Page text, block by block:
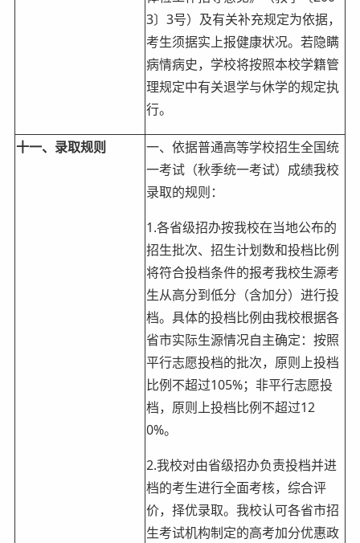
3〕3号）及有关补充规定为依据，
考生须据实上报健康状况。若隐瞒
病情病史，学校将按照本校学籍管
理规定中有关退学与休学的规定执
行。
十一、录取规则
一、依据普通高等学校招生全国统
一考试（秋季统一考试）成绩我校
录取的规则：
1.各省级招办按我校在当地公布的
招生批次、招生计划数和投档比例
将符合投档条件的报考我校生源考
生从高分到低分（含加分）进行投
档。具体的投档比例由我校根据各
省市实际生源情况自主确定：按照
平行志愿投档的批次，原则上投档
比例不超过105%；非平行志愿投
档，原则上投档比例不超过12
0%。
2.我校对由省级招办负责投档并进
档的考生进行全面考核，综合评
价，择优录取。我校认可各省市招
生考试机构制定的高考加分优惠政